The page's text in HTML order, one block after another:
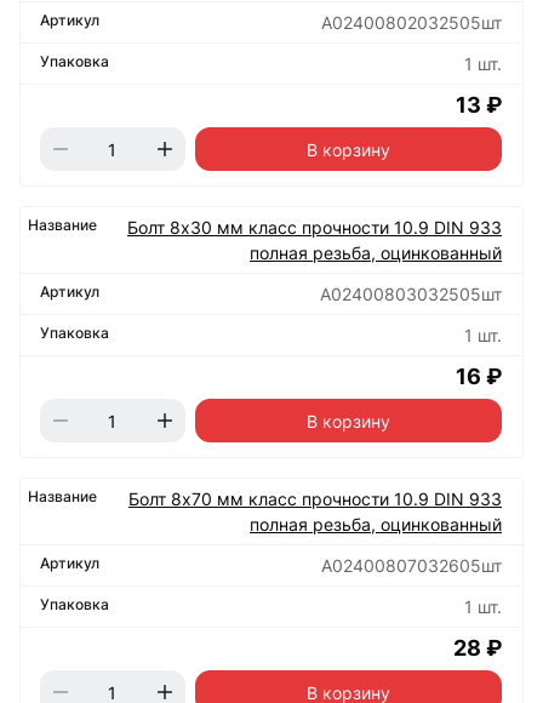
А02400802032505шт
1 шт.
13 ₽
В корзину
Болт 8х30 мм класс прочности 10.9 DIN 933
полная резьба, оцинкованный
А02400803032505шт
1 шт.
16 ₽
В корзину
Болт 8х70 мм класс прочности 10.9 DIN 933
полная резьба, оцинкованный
А02400807032605шт
1 шт.
28 ₽
В корзину